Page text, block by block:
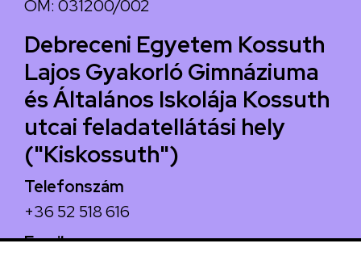
OM: 031200/002
Debreceni Egyetem Kossuth
Lajos Gyakorló Gimnáziuma
és Általános Iskolája Kossuth
utcai feladatellátási hely
("Kiskossuth")
Telefonszám
+36 52 518 616
Email